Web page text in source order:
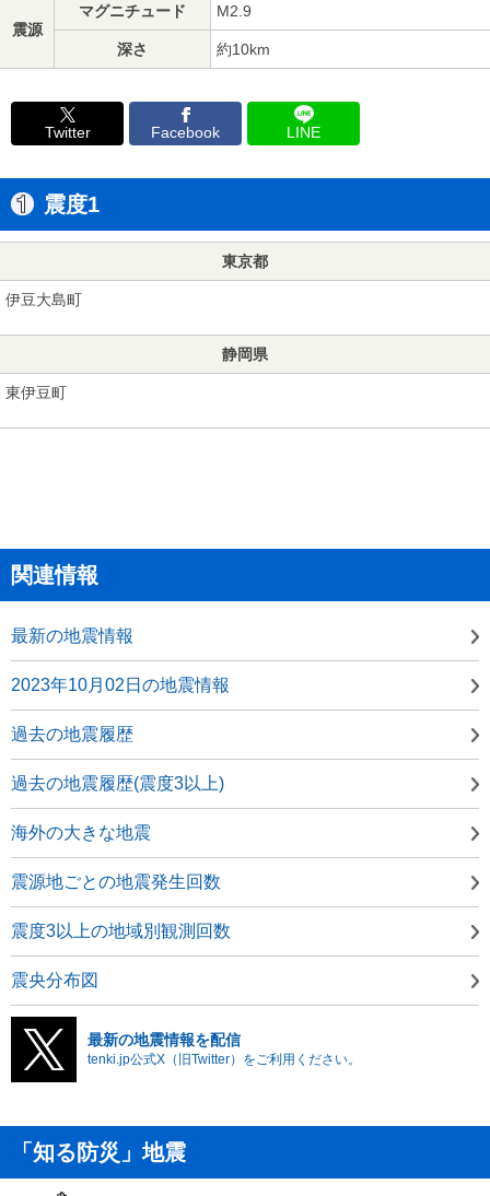
震源
マグニチュード M2.9
深さ 約10km
Twitter Facebook LINE
震度1
東京都
伊豆大島町
静岡県
東伊豆町
関連情報
最新の地震情報
2023年10月02日の地震情報
過去の地震履歴
過去の地震履歴(震度3以上)
海外の大きな地震
震源地ごとの地震発生回数
震度3以上の地域別観測回数
震央分布図
最新の地震情報を配信
tenki.jp公式X（旧Twitter）をご利用ください。
「知る防災」地震